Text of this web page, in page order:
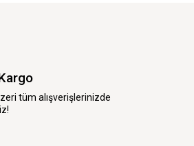
tüm alışverişlerinizde